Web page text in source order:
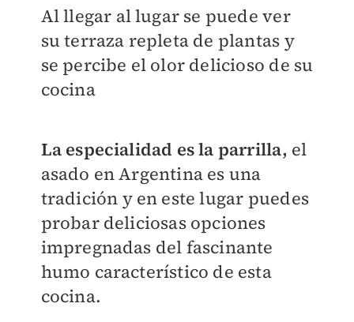
Al llegar al lugar se puede ver
su terraza repleta de plantas y
se percibe el olor delicioso de su
cocina
La especialidad es la parrilla, el
asado en Argentina es una
tradición y en este lugar puedes
probar deliciosas opciones
impregnadas del fascinante
humo característico de esta
cocina.